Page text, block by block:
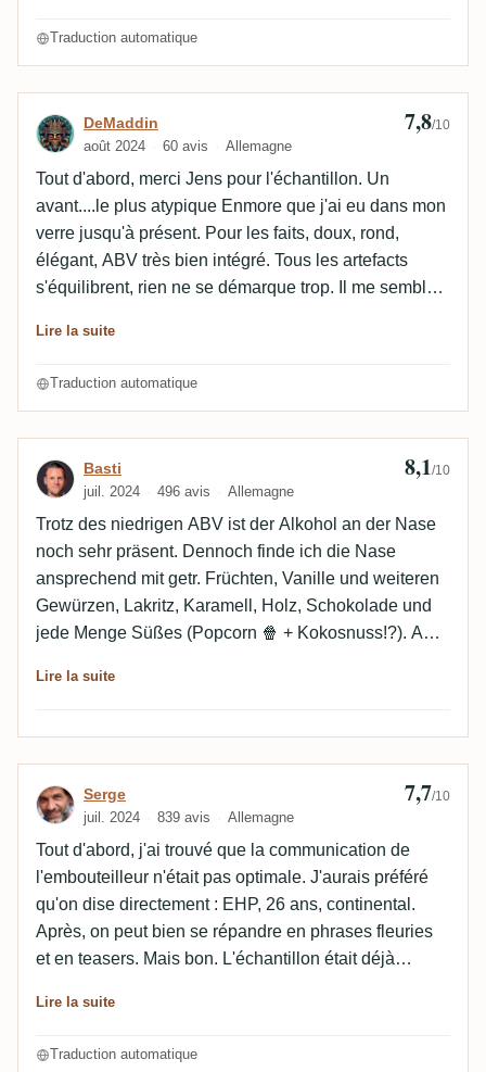
Traduction automatique
Avis de DeMaddin
DeMaddin
août 2024 60 avis Allemagne
7,8/10
Tout d'abord, merci Jens pour l'échantillon. Un
avant....le plus atypique Enmore que j'ai eu dans mon
verre jusqu'à présent. Pour les faits, doux, rond,
élégant, ABV très bien intégré. Tous les artefacts
s'équilibrent, rien ne se démarque trop. Il me semble
n'est définitivement pas un vin boisé. Beaucoup de
vieillissement en fût d'armagnac, qui était très vieux.
Dommage que la fin de bouche soit très courte.
Lire la suite
Traduction automatique
Avis de Basti
Basti
juil. 2024 496 avis Allemagne
8,1/10
Trotz des niedrigen ABV ist der Alkohol an der Nase
noch sehr präsent. Dennoch finde ich die Nase
ansprechend mit getr. Früchten, Vanille und weiteren
Gewürzen, Lakritz, Karamell, Holz, Schokolade und
jede Menge Süßes (Popcorn 🍿 + Kokosnuss!?). Am
Karamell, Schokolade, Holz, Kokos, Gewürze.
Lire la suite
Avis de Serge
Serge
juil. 2024 839 avis Allemagne
7,7/10
Tout d'abord, j'ai trouvé que la communication de
l'embouteilleur n'était pas optimale. J'aurais préféré
qu'on dise directement : EHP, 26 ans, continental.
Après, on peut bien se répandre en phrases fleuries
et en teasers. Mais bon. L'échantillon était déjà
s'agissait d'un EHP continental. Donc peu d'attentes
noix de coco, du chocolat, de la cannelle, des fruits
Lire la suite
Traduction automatique